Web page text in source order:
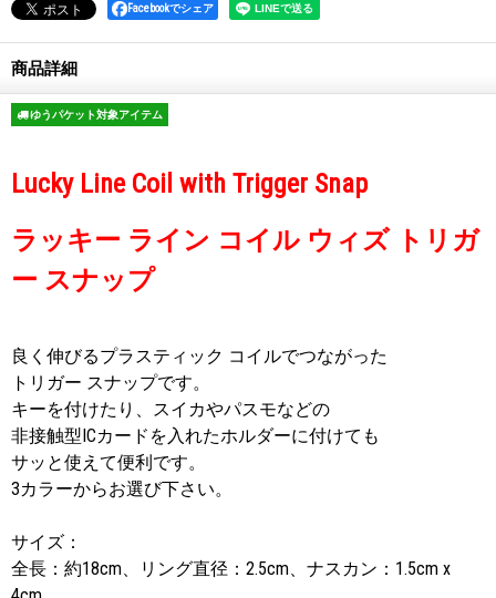
Facebookでシェア
商品詳細
ゆうパケット対象アイテム
Lucky Line Coil with Trigger Snap
ラッキー ライン コイル ウィズ トリガ
ー スナップ
良く伸びるプラスティック コイルでつながった
トリガー スナップです。
キーを付けたり、スイカやパスモなどの
非接触型ICカードを入れたホルダーに付けても
サッと使えて便利です。
3カラーからお選び下さい。
サイズ：
全長：約18cm、リング直径：2.5cm、ナスカン：1.5cm x